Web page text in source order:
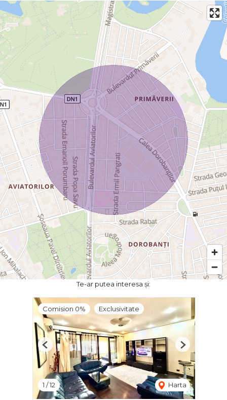
Te-ar putea interesa și:
Comision 0% Exclusivitate
1 /12 Harta
Previous Next